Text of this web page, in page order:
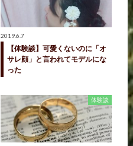
2019.6.7
【体験談】可愛くないのに「オ
サレ顔」と言われてモデルにな
った
体験談